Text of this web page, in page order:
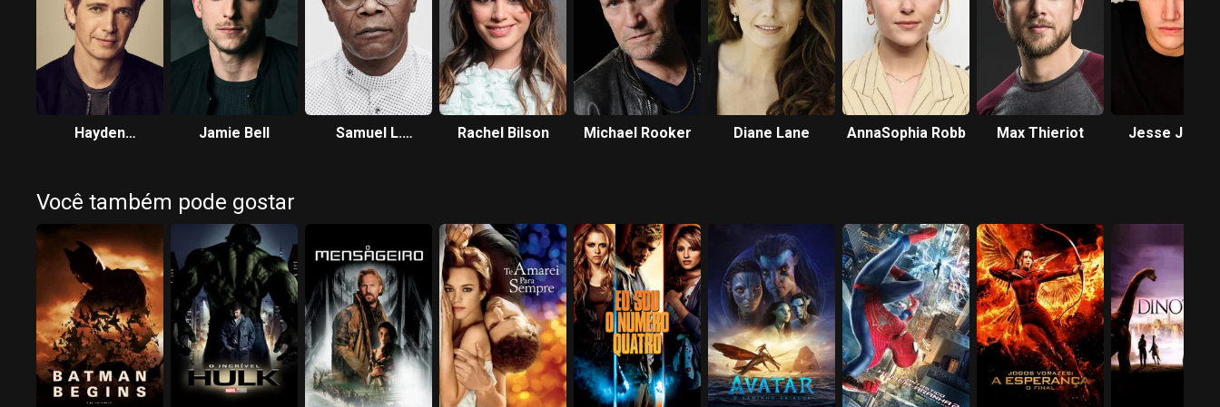
Hayden
Jamie Bell
Samuel L.
Rachel Bilson Michael Rooker Diane Lane AnnaSophia Robb Max Thieriot Jesse James
Você também pode gostar